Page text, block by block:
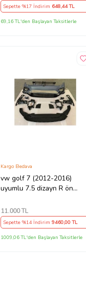
Sepette %17 İndirim 648,44 TL
69,16 TL'den Başlayan Taksitlerle
vw golf 7 (2012-2016)
uyumlu 7.5 dizayn R ön
Kargo Bedava
11.000TL
Sepette %14 İndirim 9460,00 TL
1009,06 TL'den Başlayan Taksitlerle